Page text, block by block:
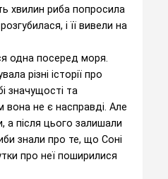
хвилин риба попросила
і її вивели на
одна посеред моря.
різні історії про
значущості та
вона не є насправді. Але
а після цього залишали
знали про те, що Соні
про неї поширилися